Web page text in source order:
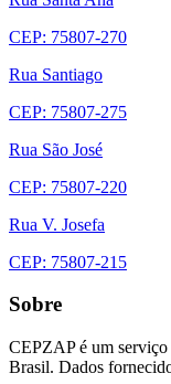
CEP: 75807-270
Rua Santiago
CEP: 75807-275
Rua São José
CEP: 75807-220
Rua V. Josefa
CEP: 75807-215
Sobre
CEPZAP é um
Brasil. Dados